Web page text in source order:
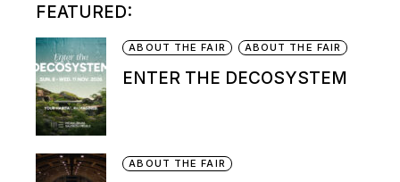
FEATURED:
ABOUT THE FAIR ABOUT THE FAIR
ENTER THE DECOSYSTEM
ABOUT THE FAIR